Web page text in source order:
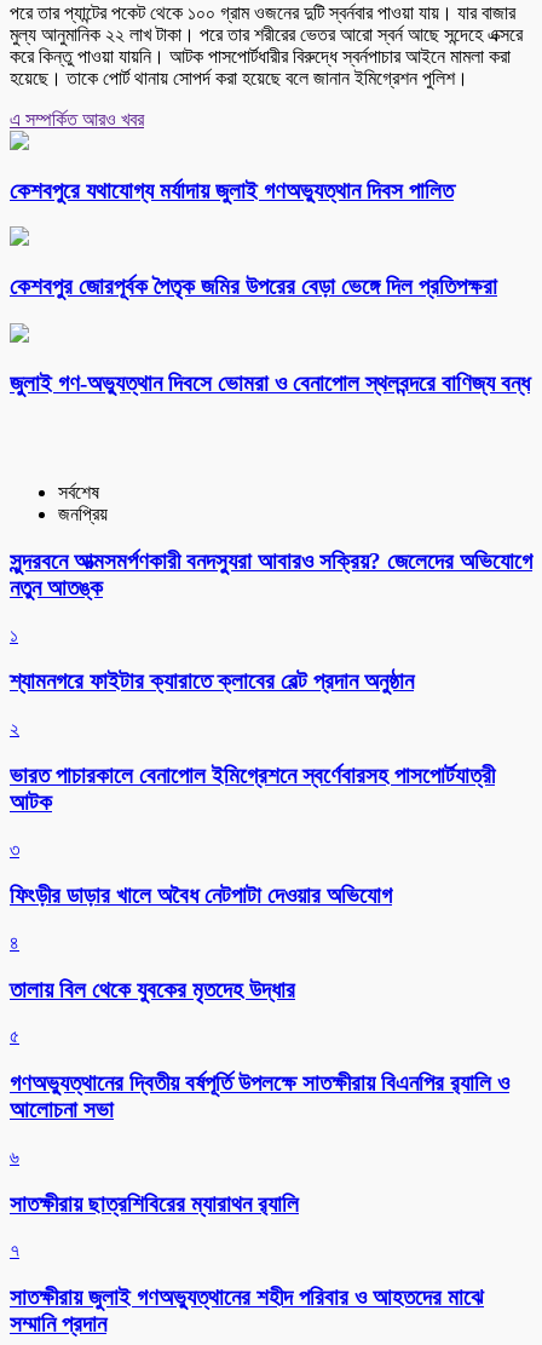
পরে তার প্যান্টের পকেট থেকে ১০০ গ্রাম ওজনের দুটি স্বর্নবার পাওয়া যায়। যার বাজার
মুল্য আনুমানিক ২২ লাখ টাকা। পরে তার শরীরের ভেতর আরো স্বর্ন আছে সন্দেহে এক্সরে
করে কিন্তু পাওয়া যায়নি। আটক পাসপোর্টধারীর বিরুদ্ধে স্বর্নপাচার আইনে মামলা করা
হয়েছে। তাকে পোর্ট থানায় সোপর্দ করা হয়েছে বলে জানান ইমিগ্রেশন পুলিশ।
এ সম্পর্কিত আরও খবর
কেশবপুরে যথাযোগ্য মর্যাদায় জুলাই গণঅভ্যুত্থান দিবস পালিত
কেশবপুর জোরপূর্বক পৈতৃক জমির উপরের বেড়া ভেঙ্গে দিল প্রতিপক্ষরা
‎জুলাই গণ-অভ্যুত্থান দিবসে ভোমরা ও বেনাপোল স্থলবন্দরে বাণিজ্য বন্ধ
সর্বশেষ
জনপ্রিয়
সুন্দরবনে আত্মসমর্পণকারী বনদস্যুরা আবারও সক্রিয়? জেলেদের অভিযোগে
নতুন আতঙ্ক
১
শ্যামনগরে ফাইটার ক্যারাতে ক্লাবের বেল্ট প্রদান অনুষ্ঠান
২
ভারত পাচারকালে বেনাপোল ইমিগ্রেশনে স্বর্ণেবারসহ পাসপোর্টযাত্রী
আটক
৩
ফিংড়ীর ডাড়ার খালে অবৈধ নেটপাটা দেওয়ার অভিযোগ
৪
তালায় বিল থেকে যুবকের মৃতদেহ উদ্ধার
৫
গণঅভ্যুত্থানের দ্বিতীয় বর্ষপূর্তি উপলক্ষে সাতক্ষীরায় বিএনপির র‌্যালি ও
আলোচনা সভা
৬
সাতক্ষীরায় ছাত্রশিবিরের ম্যারাথন র‌্যালি
৭
সাতক্ষীরায় জুলাই গণঅভ্যুত্থানের শহীদ পরিবার ও আহতদের মাঝে
সম্মানি প্রদান